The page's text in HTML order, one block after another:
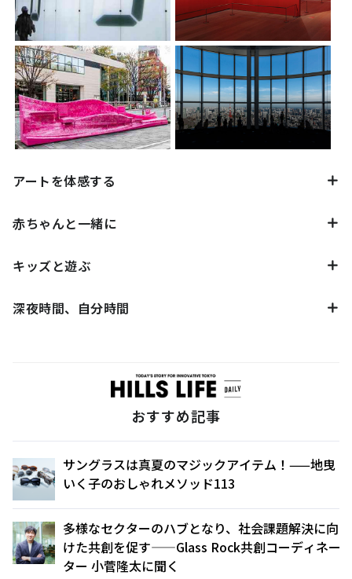
アートを体感する
赤ちゃんと一緒に
キッズと遊ぶ
深夜時間、自分時間
おすすめ記事
サングラスは真夏のマジックアイテム！——地曳
いく子のおしゃれメソッド113
多様なセクターのハブとなり、社会課題解決に向
けた共創を促す——Glass Rock共創コーディネー
ター 小菅隆太に聞く